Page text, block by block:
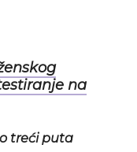
na
treći puta